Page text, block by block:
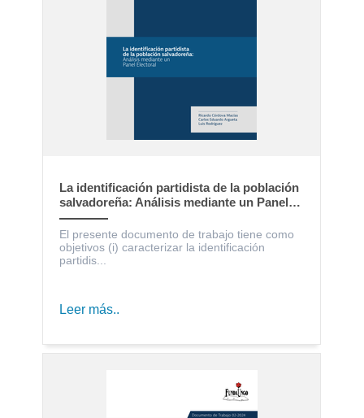
La identificación partidista de la población
salvadoreña: Análisis mediante un Panel
Electoral
El presente documento de trabajo tiene como
objetivos (i) caracterizar la identificación
partidis...
Leer más..